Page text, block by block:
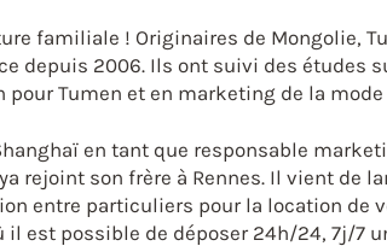
familiale ! Originaires de Mongolie,
depuis 2006. Ils ont suivi des études
Tumen et en marketing de la mode
en tant que responsable
rejoint son frère à Rennes. Il vient de
entre particuliers pour la location de
il est possible de déposer 24h/24, 7j/7